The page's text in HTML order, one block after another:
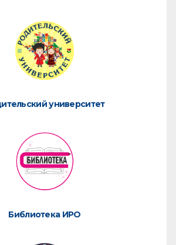
университет
Библиотека ИРО